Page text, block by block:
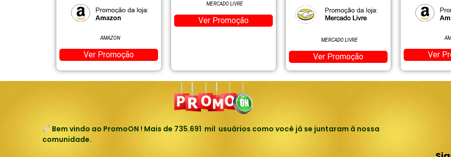
Ver Promoção
Ver Promoção
AMAZON Ver
Bem vindo ao PromoON ! Mais de 735.691 mil usuários como você já se juntaram à nossa
comunidade.